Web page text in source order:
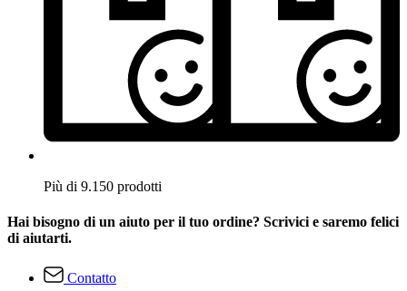
Più di 9.150 prodotti
Hai bisogno di un aiuto per il tuo ordine? Scrivici e saremo felici
di aiutarti.
Contatto